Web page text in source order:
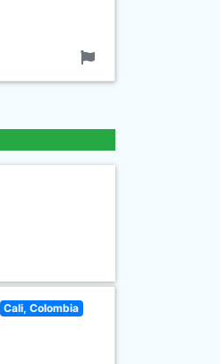
Cali, Colombia